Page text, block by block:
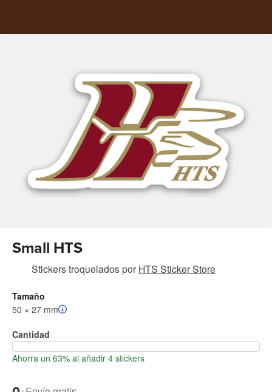
Small HTS
Stickers troqueladospor HTS Sticker Store
Tamaño
50 × 27 mm
Cantidad
Ahorra un 63% al añadir 4 stickers